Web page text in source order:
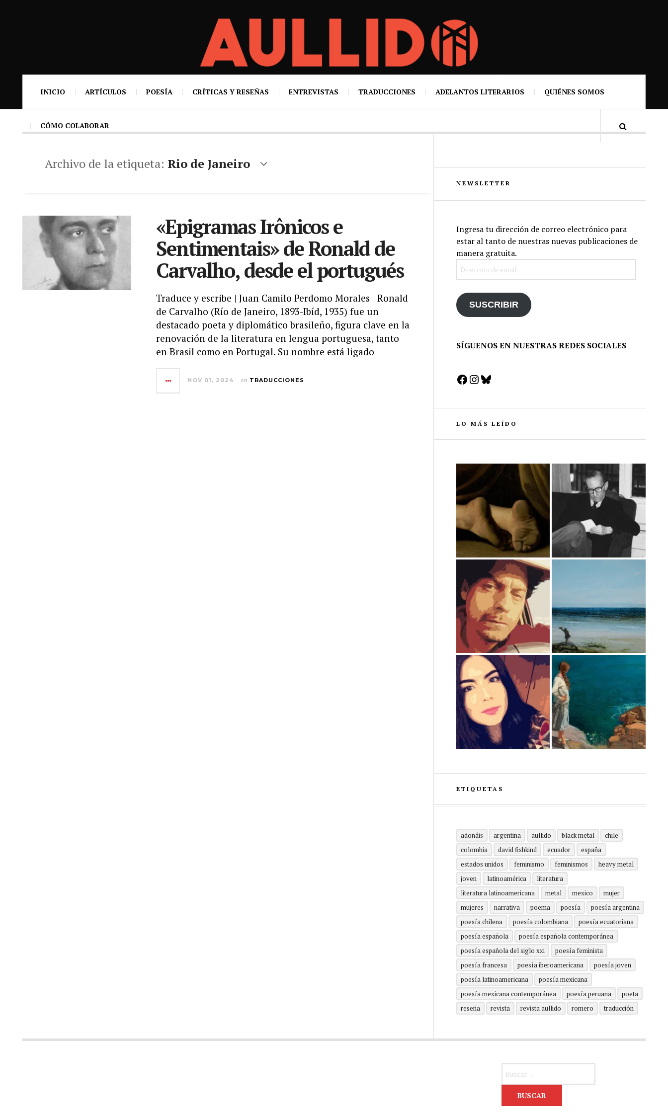
INICIO ARTÍCULOS POESÍA CRÍTICAS Y RESEÑAS ENTREVISTAS TRADUCCIONES ADELANTOS LITERARIOS QUIÉNES SOMOS
CÓMO COLABORAR
Archivo de la etiqueta: Rio de Janeiro
«Epigramas Irônicos e
Sentimentais» de Ronald de
Carvalho, desde el portugués
Traduce y escribe | Juan Camilo Perdomo Morales Ronald
de Carvalho (Río de Janeiro, 1893-Ibíd, 1935) fue un
destacado poeta y diplomático brasileño, figura clave en la
renovación de la literatura en lengua portuguesa, tanto
en Brasil como en Portugal. Su nombre está ligado
NOV 01, 2024 en TRADUCCIONES
NEWSLETTER
Ingresa tu dirección de correo electrónico para
estar al tanto de nuestras nuevas publicaciones de
manera gratuita.
SUSCRIBIR
SÍGUENOS EN NUESTRAS REDES SOCIALES
Facebook
Instagram
Bluesky
LO MÁS LEÍDO
ETIQUETAS
adonáis argentina aullido black metal
chile
colombia
david fishkind ecuador
españa
estados unidos
feminismo feminismos
heavy metal
joven
latinoamérica
literatura
literatura latinoamericana
metal mexico
mujer
mujeres
narrativa poema poesía
poesía argentina
poesía chilena
poesía colombiana
poesía ecuatoriana
poesía española
poesía española contemporánea
poesía española del siglo xxi
poesía feminista
poesía francesa
poesía iberoamericana
poesía joven
poesía latinoamericana
poesía mexicana
poesía mexicana contemporánea
poesía peruana
poeta
reseña
revista revista aullido romero traducción